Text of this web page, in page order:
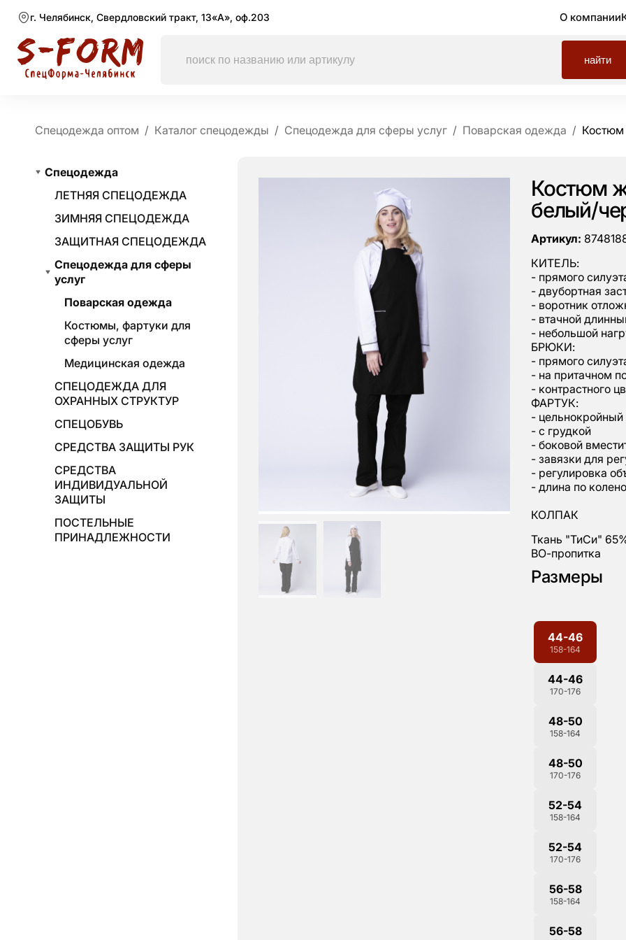
г. Челябинск, Свердловский тракт, 13«А», оф.203 О компании
найти
Спецодежда оптом Каталог спецодежды Спецодежда для сферы услуг Поварская одежда Костюм
Спецодежда
ЛЕТНЯЯ СПЕЦОДЕЖДА
ЗИМНЯЯ СПЕЦОДЕЖДА
ЗАЩИТНАЯ СПЕЦОДЕЖДА
Спецодежда для сферы
услуг
Поварская одежда
Костюмы, фартуки для
сферы услуг
Медицинская одежда
СПЕЦОДЕЖДА ДЛЯ
ОХРАННЫХ СТРУКТУР
СПЕЦОБУВЬ
СРЕДСТВА ЗАЩИТЫ РУК
СРЕДСТВА
ИНДИВИДУАЛЬНОЙ
ЗАЩИТЫ
ПОСТЕЛЬНЫЕ
ПРИНАДЛЕЖНОСТИ
Костюм
белый/
Артикул:
КИТЕЛЬ:
- прямого
- двубортная
- воротник
- втачной
- небольшой
БРЮКИ:
- прямого
- на притачном
- контрастного
ФАРТУК:
- цельнокройный
- с грудкой
- боковой
- завязки для
- регулировка
- длина по колено
КОЛПАК
Ткань "ТиСи"
ВО-пропитка
Размеры
44-46
158-164
44-46
170-176
48-50
158-164
48-50
170-176
52-54
158-164
52-54
170-176
56-58
158-164
56-58